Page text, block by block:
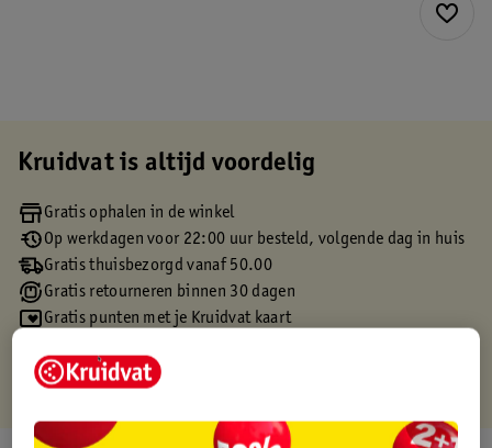
Kruidvat is altijd voordelig
Gratis ophalen in de winkel
Op werkdagen voor 22:00 uur besteld, volgende dag in huis
Gratis thuisbezorgd vanaf 50.00
Gratis retourneren binnen 30 dagen
Gratis punten met je Kruidvat kaart